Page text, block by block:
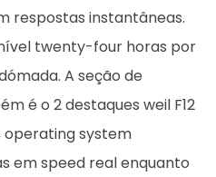
respostas instantâneas.
twenty-four horas por
A seção de
é o 2 destaques weil F12
operating system
em speed real enquanto